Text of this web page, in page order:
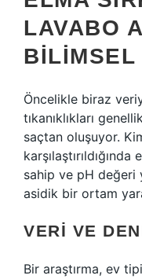
LAVABO
BILIMSEL
Öncelikle biraz
tıkanıklıkları
saçtan oluşuyor.
sahip ve pH değeri
asidik bir ortam
VERI VE
Bir araştırma, ev